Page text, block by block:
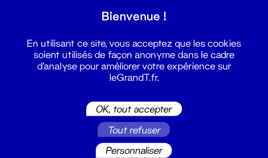
Bienvenue !
En utilisant ce site, vous acceptez que les cookies
soient utilisés de façon anonyme dans le cadre
d'analyse pour améliorer votre expérience sur
leGrandT.fr.
OK, tout accepter
Tout refuser
Personnaliser